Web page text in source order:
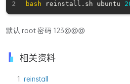
bash reinstall.sh ubuntu
默认 root 密码 123@@@
相关资料
reinstall